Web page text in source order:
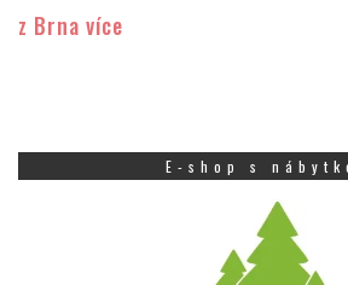
z Brna více
E-shop s